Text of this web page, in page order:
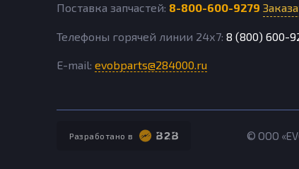
Поставка запчастей: 8-800-600-9279
Телефоны горячей линии 24х7: 8 (800) 600-
E-mail: evobparts@284000.ru
Разработано в © ООО